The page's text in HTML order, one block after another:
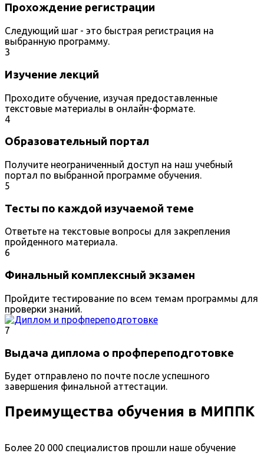
Прохождение регистрации
Следующий шаг - это быстрая регистрация на
выбранную программу.
3
Изучение лекций
Проходите обучение, изучая предоставленные
текстовые материалы в онлайн-формате.
4
Образовательный портал
Получите неограниченный доступ на наш учебный
портал по выбранной программе обучения.
5
Тесты по каждой изучаемой теме
Ответьте на текстовые вопросы для закрепления
пройденного материала.
6
Финальный комплексный экзамен
Пройдите тестирование по всем темам программы для
проверки знаний.
7
Выдача диплома о профпереподготовке
Будет отправлено по почте после успешного
завершения финальной аттестации.
Преимущества обучения в МИППК
Более 20 000 специалистов прошли наше обучение